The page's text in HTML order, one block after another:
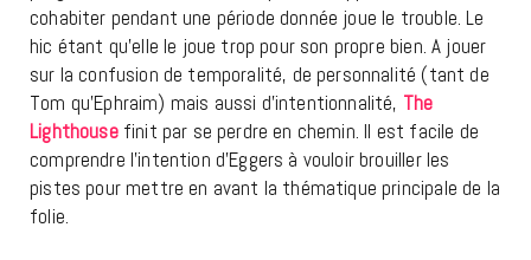
cohabiter pendant une période donnée joue le trouble. Le
hic étant qu’elle le joue trop pour son propre bien. A jouer
sur la confusion de temporalité, de personnalité (tant de
Tom qu’Ephraim) mais aussi d’intentionnalité, The
Lighthousefinit par se perdre en chemin. Il est facile de
comprendre l’intention d’Eggers à vouloir brouiller les
pistes pour mettre en avant la thématique principale de la
folie.